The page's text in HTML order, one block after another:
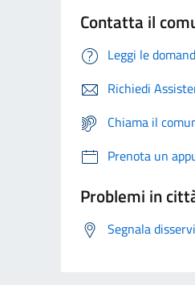
Contatta il
Leggi le
Richiedi
Chiama il
Prenota un
Problemi in
Segnala